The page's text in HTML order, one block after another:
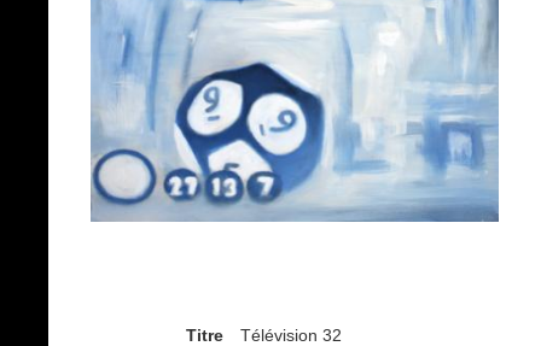
Titre
Télévision 32